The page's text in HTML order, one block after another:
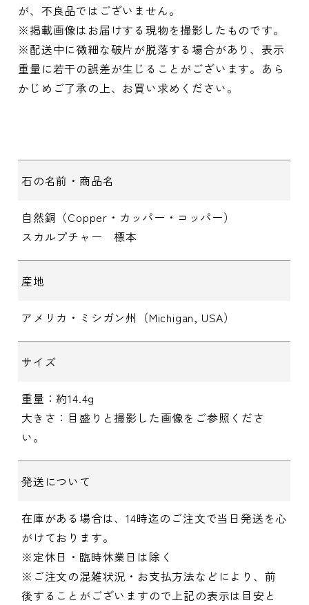
が、不良品ではございません。
※掲載画像はお届けする現物を撮影したものです。
※配送中に微細な破片が脱落する場合があり、表示
重量に若干の誤差が生じることがございます。あら
かじめご了承の上、お買い求めください。
石の名前・商品名
自然銅（Copper・カッパー・コッパー）
スカルプチャー 標本
産地
アメリカ・ミシガン州（Michigan, USA）
サイズ
重量：約14.4g
大きさ：目盛りと撮影した画像をご参照くださ
い。
発送について
在庫がある場合は、14時迄のご注文で当日発送を心
がけております。
※定休日・臨時休業日は除く
※ご注文の混雑状況・お支払方法などにより、前
後することがございますので上記の表示は目安と